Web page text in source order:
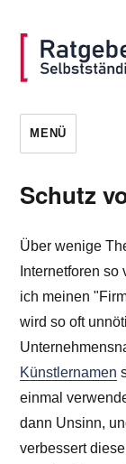
MENÜ
Schutz
Über wenige
Internetforen
ich meinen
wird so oft
Künstlernamen
einmal
dann Unsinn,
verbessert